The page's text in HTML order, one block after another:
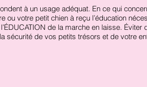
à un usage adéquat. En ce qui
votre petit chien à reçu l’éducation
de la marche en laisse. Éviter
sécurité de vos petits trésors et de votre